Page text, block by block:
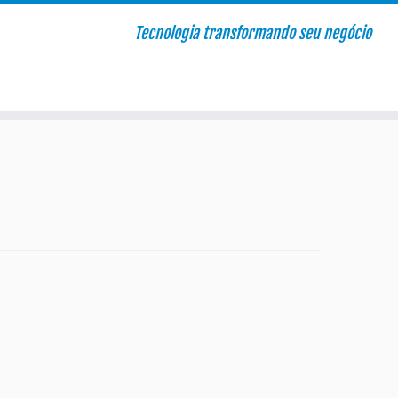
Tecnologia transformando seu negócio